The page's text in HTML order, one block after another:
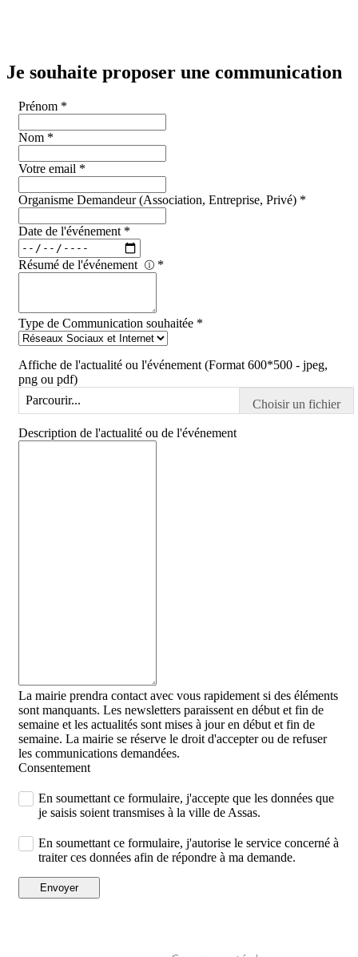
Je souhaite proposer une communication
Prénom *
Nom *
Votre email *
Organisme Demandeur (Association, Entreprise, Privé) *
Date de l'événement *
Résumé de l'événement *
Type de Communication souhaitée *
Affiche de l'actualité ou l'événement (Format 600*500 - jpeg,
png ou pdf)
Parcourir...
Description de l'actualité ou de l'événement
La mairie prendra contact avec vous rapidement si des éléments
sont manquants. Les newsletters paraissent en début et fin de
semaine et les actualités sont mises à jour en début et fin de
semaine. La mairie se réserve le droit d'accepter ou de refuser
les communications demandées.
Consentement
En soumettant ce formulaire, j'accepte que les données que
je saisis soient transmises à la ville de Assas.
En soumettant ce formulaire, j'autorise le service concerné à
traiter ces données afin de répondre à ma demande.
Envoyer